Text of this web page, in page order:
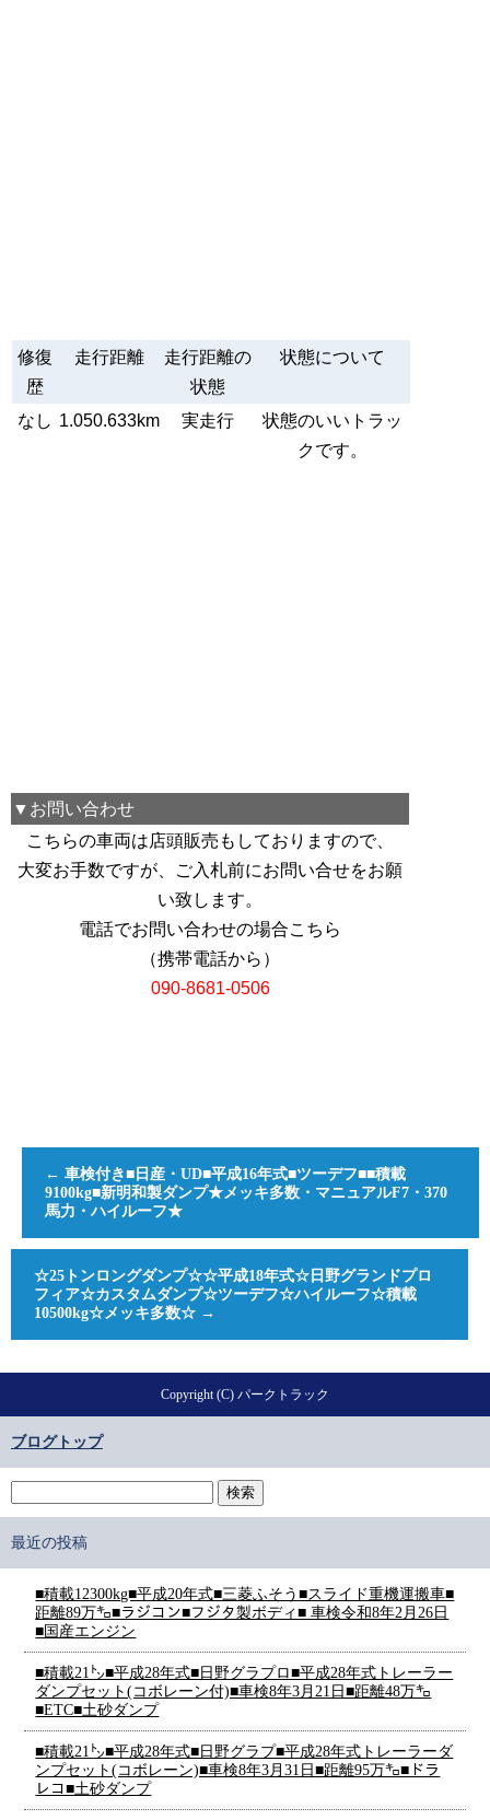
修復
歴
走行距離
走行距離の
状態
状態について
なし 1.050.633km 実走行
状態のいいトラッ
クです。
▼お問い合わせ
こちらの車両は店頭販売もしておりますので、
大変お手数ですが、ご入札前にお問い合せをお願
い致します。
電話でお問い合わせの場合こちら
（携帯電話から）
090-8681-0506
← 車検付き■日産・UD■平成16年式■ツーデフ■■積載
9100kg■新明和製ダンプ★メッキ多数・マニュアルF7・370
馬力・ハイルーフ★
☆25トンロングダンプ☆☆平成18年式☆日野グランドプロ
フィア☆カスタムダンプ☆ツーデフ☆ハイルーフ☆積載
10500kg☆メッキ多数☆ →
Copyright (C) パークトラック
ブログトップ
最近の投稿
■積載12300kg■平成20年式■三菱ふそう■スライド重機運搬車■
距離89万㌔■ラジコン■フジタ製ボディ■ 車検令和8年2月26日
■国産エンジン
■積載21㌧■平成28年式■日野グラプロ■平成28年式トレーラー
ダンプセット(コボレーン付)■車検8年3月21日■距離48万㌔
■ETC■土砂ダンプ
■積載21㌧■平成28年式■日野グラプ■平成28年式トレーラーダ
ンプセット(コボレーン)■車検8年3月31日■距離95万㌔■ドラ
レコ■土砂ダンプ